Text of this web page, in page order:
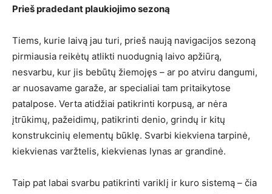
Prieš pradedant plaukiojimo sezoną
Tiems, kurie laivą jau turi, prieš naują navigacijos sezoną
pirmiausia reikėtų atlikti nuodugnią laivo apžiūrą,
nesvarbu, kur jis bebūtų žiemojęs – ar po atviru dangumi,
ar nuosavame garaže, ar specialiai tam pritaikytose
patalpose. Verta atidžiai patikrinti korpusą, ar nėra
įtrūkimų, pažeidimų, patikrinti denio, grindų ir kitų
konstrukcinių elementų būklę. Svarbi kiekviena tarpinė,
kiekvienas varžtelis, kiekvienas lynas ar grandinė.
Taip pat labai svarbu patikrinti variklį ir kuro sistemą – čia